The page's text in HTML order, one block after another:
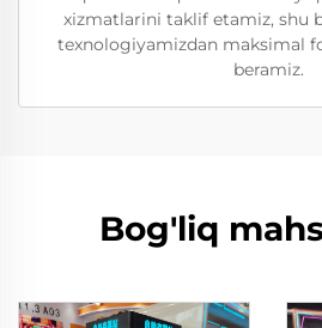
xizmatlarini taklif etamiz, shu
texnologiyamizdan maksimal
beramiz.
Bog'liq